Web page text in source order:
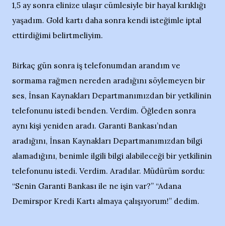
1,5 ay sonra elinize ulaşır cümlesiyle bir hayal kırıklığı
yaşadım. Gold kartı daha sonra kendi isteğimle iptal
ettirdiğimi belirtmeliyim.
Birkaç gün sonra iş telefonumdan arandım ve
sormama rağmen nereden aradığını söylemeyen bir
ses, İnsan Kaynakları Departmanımızdan bir yetkilinin
telefonunu istedi benden. Verdim. Öğleden sonra
aynı kişi yeniden aradı. Garanti Bankası’ndan
aradığını, İnsan Kaynakları Departmanımızdan bilgi
alamadığını, benimle ilgili bilgi alabileceği bir yetkilinin
telefonunu istedi. Verdim. Aradılar. Müdürüm sordu:
“Senin Garanti Bankası ile ne işin var?” “Adana
Demirspor Kredi Kartı almaya çalışıyorum!” dedim.